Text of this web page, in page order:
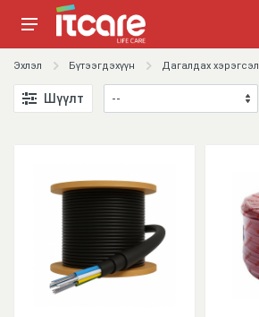
Эхлэл Бүтээгдэхүүн Дагалдах хэрэгсэл
Шүүлт